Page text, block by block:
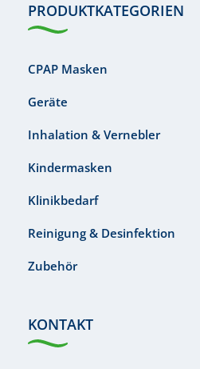
PRODUKTKATEGORIEN
CPAP Masken
Geräte
Inhalation & Vernebler
Kindermasken
Klinikbedarf
Reinigung & Desinfektion
Zubehör
KONTAKT